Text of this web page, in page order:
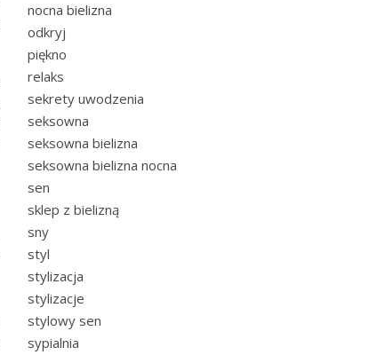
nocna bielizna
odkryj
piękno
relaks
sekrety uwodzenia
seksowna
seksowna bielizna
seksowna bielizna nocna
sen
sklep z bielizną
sny
styl
stylizacja
stylizacje
stylowy sen
sypialnia